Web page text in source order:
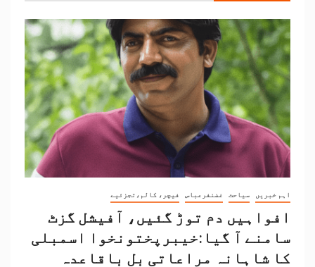
اہم خبریں سیاحت غضنفرعباس فیچر، کالم،تجزئیے
افواہیں دم توڑ گئیں، آفیشل گزٹ
سامنے آ گیا:خیبرپختونخوا اسمبلی
کا شاہانہ مراعاتی بل باقاعدہ